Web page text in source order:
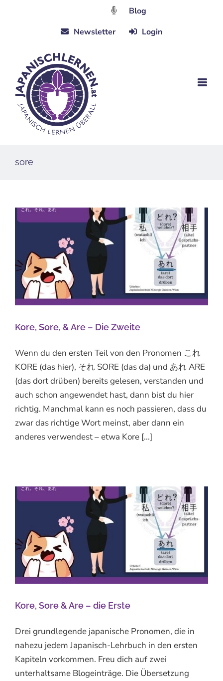
Blog
Newsletter
Login
sore
Kore, Sore, & Are – Die Zweite
Wenn du den ersten Teil von den Pronomen これ
KORE (das hier), それ SORE (das da) und あれ ARE
(das dort drüben) bereits gelesen, verstanden und
auch schon angewendet hast, dann bist du hier
richtig. Manchmal kann es noch passieren, dass du
zwar das richtige Wort meinst, aber dann ein
anderes verwendest – etwa Kore [...]
Kore, Sore & Are – die Erste
Drei grundlegende japanische Pronomen, die in
nahezu jedem Japanisch-Lehrbuch in den ersten
Kapiteln vorkommen. Freu dich auf zwei
unterhaltsame Blogeinträge. Die Übersetzung